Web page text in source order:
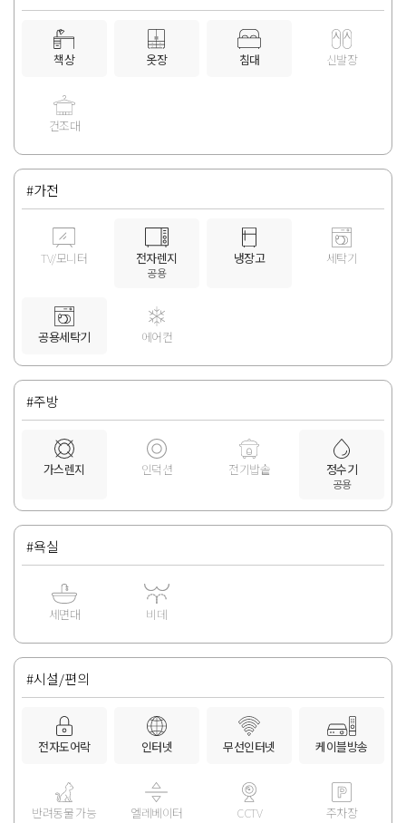
책상 옷장 침대 신발장
건조대
#가전
TV/모니터 전자렌지
공용
냉장고 세탁기
공용세탁기 에어컨
#주방
가스렌지 인덕션 전기밥솥 정수기
공용
#욕실
세면대 비데
#시설/편의
전자도어락 인터넷 무선인터넷 케이블방송
반려동물 가능 엘레베이터 CCTV 주차장